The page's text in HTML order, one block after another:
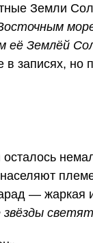
Земли
её Землёй
записях, но
— жаркая
звёзды